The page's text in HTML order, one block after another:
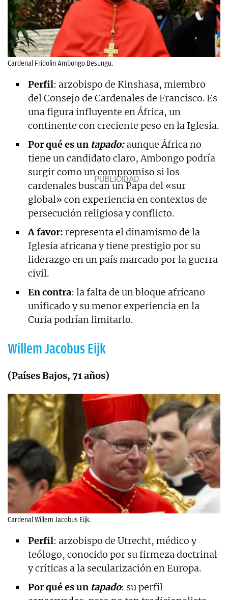
Cardenal Fridolin Ambongo Besungu.
Perfil: arzobispo de Kinshasa, miembro
del Consejo de Cardenales de Francisco. Es
una figura influyente en África, un
continente con creciente peso en la Iglesia.
Por qué es un tapado:aunque África no
tiene un candidato claro, Ambongo podría
surgir como un compromiso si los
cardenales buscan un Papa del «sur
global» con experiencia en contextos de
persecución religiosa y conflicto.
A favor: representa el dinamismo de la
Iglesia africana y tiene prestigio por su
liderazgo en un país marcado por la guerra
civil.
En contra: la falta de un bloque africano
unificado y su menor experiencia en la
Curia podrían limitarlo.
Willem Jacobus Eijk
(Países Bajos, 71 años)
Cardenal Willem Jacobus Eijk.
Perfil: arzobispo de Utrecht, médico y
teólogo, conocido por su firmeza doctrinal
y críticas a la secularización en Europa.
Por qué es un tapado: su perfil